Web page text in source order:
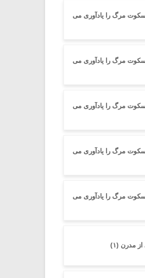
مرگ را یادآوری می
مرگ را یادآوری می
مرگ را یادآوری می
مرگ را یادآوری می
مرگ را یادآوری می
مدرن (۱)